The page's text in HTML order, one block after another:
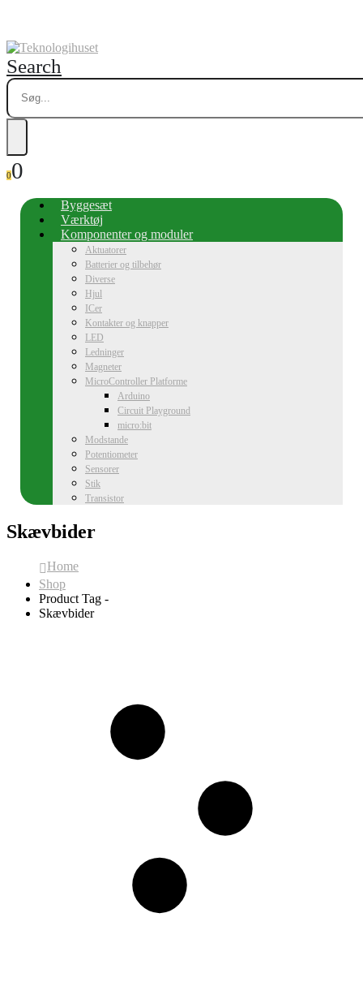
Search
00
Byggesæt
Værktøj
Komponenter og moduler
Aktuatorer
Batterier og tilbehør
Diverse
Hjul
ICer
Kontakter og knapper
LED
Ledninger
Magneter
MicroController Platforme
Arduino
Circuit Playground
micro:bit
Modstande
Potentiometer
Sensorer
Stik
Transistor
Skævbider
Home
Shop
Product Tag -
Skævbider